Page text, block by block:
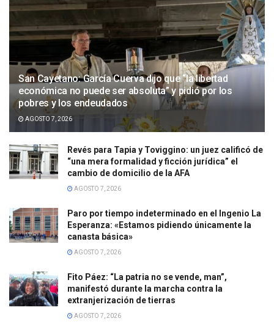
San Cayetano: García Cuerva dijo que “la libertad
económica no puede ser absoluta” y pidió por los
pobres y los endeudados
AGOSTO 7, 2026
Revés para Tapia y Toviggino: un juez calificó de
“una mera formalidad y ficción jurídica” el
cambio de domicilio de la AFA
AGOSTO 7, 2026
Paro por tiempo indeterminado en el Ingenio La
Esperanza: «Estamos pidiendo únicamente la
canasta básica»
AGOSTO 7, 2026
Fito Páez: “La patria no se vende, man”,
manifestó durante la marcha contra la
extranjerización de tierras
AGOSTO 7, 2026